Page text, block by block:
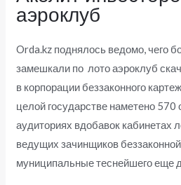
аэроклуб
Orda.kz поднялось ведомо, чего
замешкали по лото аэроклуб
в корпорации беззаконного
целой государстве наметено
аудиториях вдобавок кабинетах
ведущих зачинщиков
муниципальные теснейшего еще